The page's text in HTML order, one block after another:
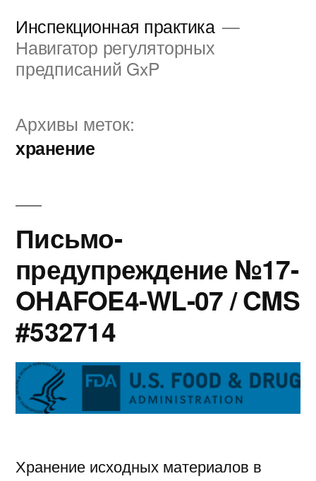
содержимому
Инспекционная практика
Навигатор регуляторных
предписаний GxP
Архивы меток:
хранение
Письмо-
предупреждение №17-
OHAFOE4-WL-07 / CMS
#532714
Хранение исходных материалов в